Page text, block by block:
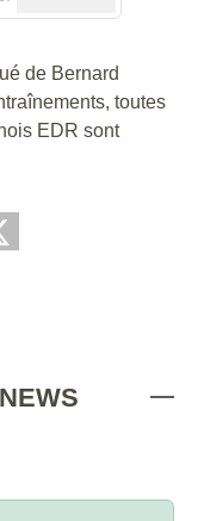
de Bernard
toutes
EDR sont